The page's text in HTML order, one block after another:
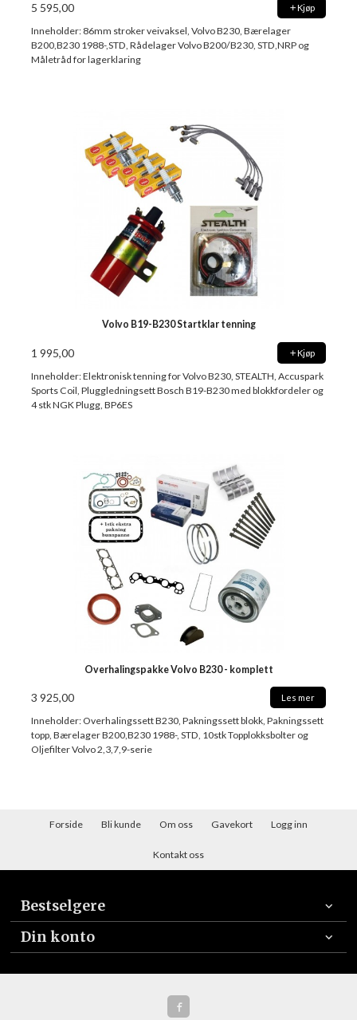
5 595,00 Kjøp
Inneholder: 86mm stroker veivaksel, Volvo B230, Bærelager
B200,B230 1988-,STD, Rådelager Volvo B200/B230, STD,NRP og
Måletråd for lagerklaring
Volvo B19-B230 Startklar tenning
1 995,00 Kjøp
Inneholder: Elektronisk tenning for Volvo B230, STEALTH, Accuspark
Sports Coil, Pluggledningsett Bosch B19-B230 med blokkfordeler og
4 stk NGK Plugg, BP6ES
Overhalingspakke Volvo B230 - komplett
3 925,00 Les mer
Inneholder: Overhalingssett B230, Pakningssett blokk, Pakningssett
topp, Bærelager B200,B230 1988-, STD, 10stk Topplokksbolter og
Oljefilter Volvo 2,3,7,9-serie
Forside Bli kunde Om oss Gavekort Logg inn
Kontakt oss
Bestselgere
Din konto